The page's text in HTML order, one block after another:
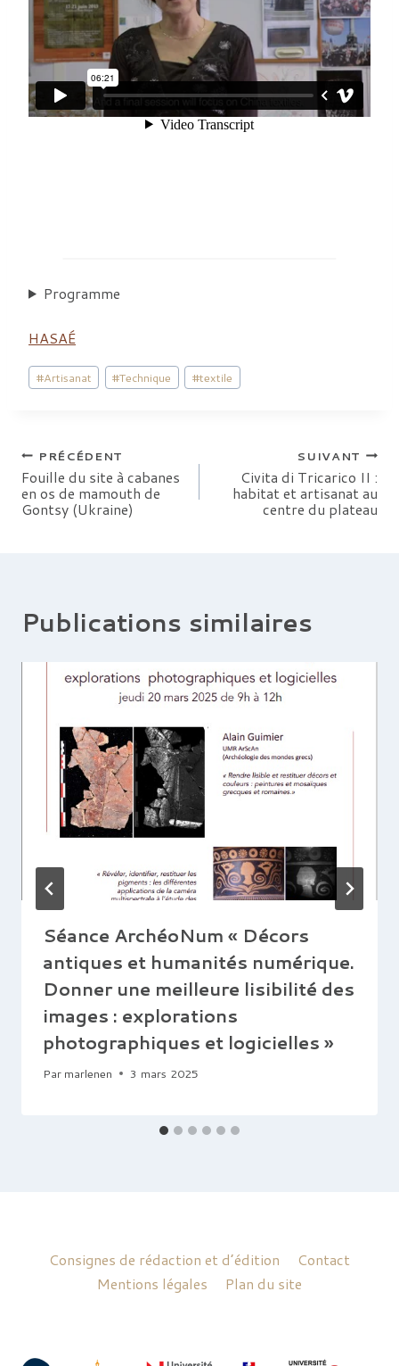
Programme
HASAÉ
Étiquettes
de
#Artisanat #Technique #textile
Navigation
de
PRÉCÉDENT
Fouille du site à cabanes
en os de mamouth de
Gontsy (Ukraine)
SUIVANT
Civita di Tricarico II :
habitat et artisanat au
centre du plateau
Publications similaires
Séance ArchéoNum « Décors
antiques et humanités numérique.
Donner une meilleure lisibilité des
images : explorations
photographiques et logicielles »
Par marlenen 3 mars 2025
Consignes de rédaction et d’édition
Contact
Mentions légales
Plan du site